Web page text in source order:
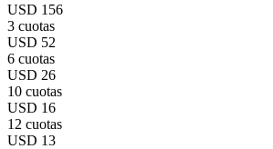
USD 156
3 cuotas
USD 52
6 cuotas
USD 26
10 cuotas
USD 16
12 cuotas
USD 13